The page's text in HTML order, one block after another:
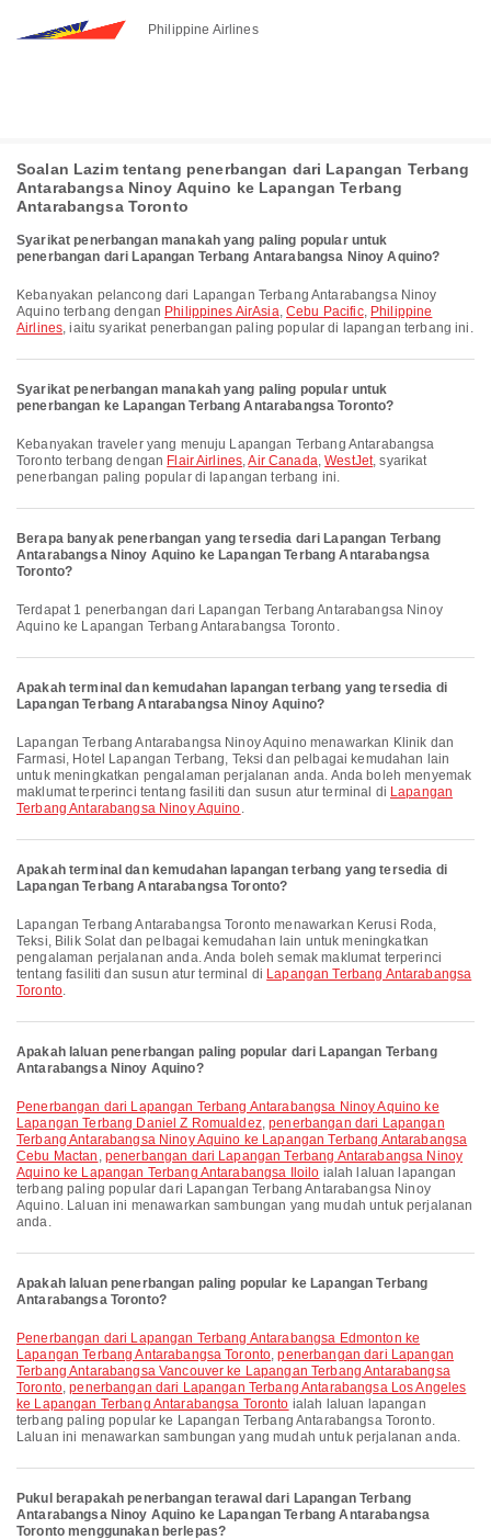
Philippine Airlines
Soalan Lazim tentang penerbangan dari Lapangan Terbang
Antarabangsa Ninoy Aquino ke Lapangan Terbang
Antarabangsa Toronto
Syarikat penerbangan manakah yang paling popular untuk
penerbangan dari Lapangan Terbang Antarabangsa Ninoy Aquino?
Kebanyakan pelancong dari Lapangan Terbang Antarabangsa Ninoy
Aquino terbang dengan Philippines AirAsia,Cebu Pacific, Philippine
Airlines, iaitu syarikat penerbangan paling popular di lapangan terbang ini.
Syarikat penerbangan manakah yang paling popular untuk
penerbangan ke Lapangan Terbang Antarabangsa Toronto?
Kebanyakan traveler yang menuju Lapangan Terbang Antarabangsa
Toronto terbang dengan Flair Airlines,Air Canada,WestJet, syarikat
penerbangan paling popular di lapangan terbang ini.
Berapa banyak penerbangan yang tersedia dari Lapangan Terbang
Antarabangsa Ninoy Aquino ke Lapangan Terbang Antarabangsa
Toronto?
Terdapat 1 penerbangan dari Lapangan Terbang Antarabangsa Ninoy
Aquino ke Lapangan Terbang Antarabangsa Toronto.
Apakah terminal dan kemudahan lapangan terbang yang tersedia di
Lapangan Terbang Antarabangsa Ninoy Aquino?
Lapangan Terbang Antarabangsa Ninoy Aquino menawarkan Klinik dan
Farmasi, Hotel Lapangan Terbang, Teksi dan pelbagai kemudahan lain
untuk meningkatkan pengalaman perjalanan anda. Anda boleh menyemak
maklumat terperinci tentang fasiliti dan susun atur terminal di Lapangan
Terbang Antarabangsa Ninoy Aquino.
Apakah terminal dan kemudahan lapangan terbang yang tersedia di
Lapangan Terbang Antarabangsa Toronto?
Lapangan Terbang Antarabangsa Toronto menawarkan Kerusi Roda,
Teksi, Bilik Solat dan pelbagai kemudahan lain untuk meningkatkan
pengalaman perjalanan anda. Anda boleh semak maklumat terperinci
tentang fasiliti dan susun atur terminal di Lapangan Terbang Antarabangsa
Toronto.
Apakah laluan penerbangan paling popular dari Lapangan Terbang
Antarabangsa Ninoy Aquino?
penerbangan dari Lapangan Terbang Antarabangsa Ninoy Aquino ke
Lapangan Terbang Daniel Z Romualdez,penerbangan dari Lapangan
Terbang Antarabangsa Ninoy Aquino ke Lapangan Terbang Antarabangsa
Cebu Mactan , penerbangan dari Lapangan Terbang Antarabangsa Ninoy
Aquino ke Lapangan Terbang Antarabangsa Iloilo ialah laluan lapangan
terbang paling popular dari Lapangan Terbang Antarabangsa Ninoy
Aquino. Laluan ini menawarkan sambungan yang mudah untuk perjalanan
anda.
Apakah laluan penerbangan paling popular ke Lapangan Terbang
Antarabangsa Toronto?
penerbangan dari Lapangan Terbang Antarabangsa Edmonton ke
Lapangan Terbang Antarabangsa Toronto,penerbangan dari Lapangan
Terbang Antarabangsa Vancouver ke Lapangan Terbang Antarabangsa
Toronto,penerbangan dari Lapangan Terbang Antarabangsa Los Angeles
ke Lapangan Terbang Antarabangsa Toronto ialah laluan lapangan
terbang paling popular ke Lapangan Terbang Antarabangsa Toronto.
Laluan ini menawarkan sambungan yang mudah untuk perjalanan anda.
Pukul berapakah penerbangan terawal dari Lapangan Terbang
Antarabangsa Ninoy Aquino ke Lapangan Terbang Antarabangsa
Toronto menggunakan berlepas?